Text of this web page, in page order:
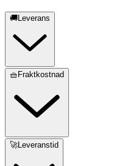
🚚Leverans
🧺Fraktkostnad
🚀Leveranstid